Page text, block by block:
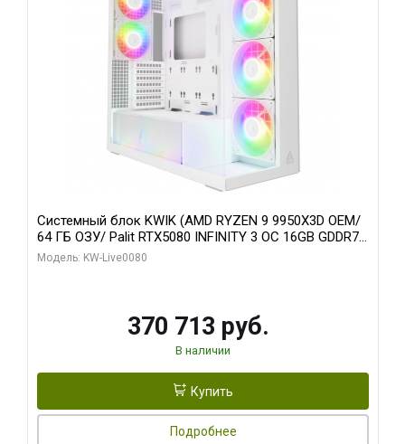
Системный блок KWIK (AMD RYZEN 9 9950X3D OEM/
64 ГБ ОЗУ/ Palit RTX5080 INFINITY 3 OC 16GB GDDR7
256bit 3xDP H/ 960 ГБ SSD)
Модель: KW-Live0080
370 713 руб.
В наличии
Купить
Подробнее